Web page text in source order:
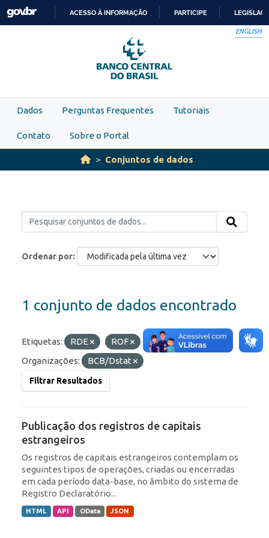
Skip to main content
PARA
O
CONTEÚDO
ACESSO À INFORMAÇÃO PARTICIPE
ENGLISH
Dados Perguntas Frequentes Tutoriais
Contato Sobre o Portal
Conjuntos de dados
Ordenar por
1 conjunto de dados encontrado
Etiquetas: RDE ROF Formatos:
API
Organizações:
BCB/Dstat
Filtrar Resultados
Publicação dos registros de capitais
estrangeiros
Os registros de capitais estrangeiros contemplam os
seguintes tipos de operações, criadas ou encerradas
em cada período data-base, no âmbito do sistema de
Registro Declaratório...
HTML API OData JSON